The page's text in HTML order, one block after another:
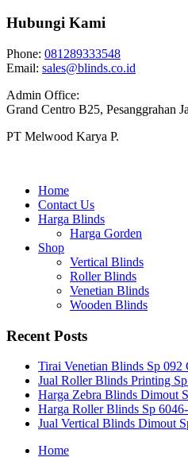
Hubungi Kami
Phone: 081289333548
Email: sales@blinds.co.id
Admin Office:
Grand Centro B25, Pesanggrahan
PT Melwood Karya P.
Home
Contact Us
Harga Blinds
Harga Gorden
Shop
Vertical Blinds
Roller Blinds
Venetian Blinds
Wooden Blinds
Recent Posts
Tirai Venetian Blinds Sp 092
Jual Roller Blinds Printing
Harga Zebra Blinds Dimout
Harga Roller Blinds Sp
Jual Vertical Blinds Dimout
Home